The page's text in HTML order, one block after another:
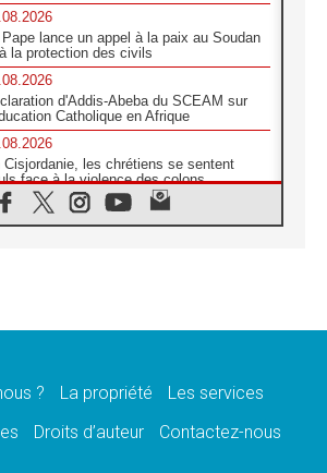
Pape lance un appel à la paix au Soudan
la protection des civils
d'Addis-Abeba du SCEAM sur
Catholique en Afrique
Cisjordanie, les chrétiens se sentent
face à la violence des colons
XIV au sanctuaire de Notre Dame du
? La propriété
Les services
Droits d’auteur Contactez-nous